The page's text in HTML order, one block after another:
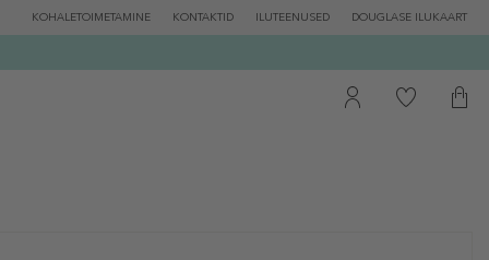
KOHALETOIMETAMINE KONTAKTID ILUTEENUSED DOUGLASE ILUKAART